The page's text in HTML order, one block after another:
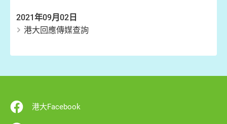
2021年09月02日
港大回應傳媒查詢
港大Facebook